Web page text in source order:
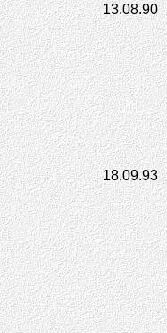
13.08.90
18.09.93